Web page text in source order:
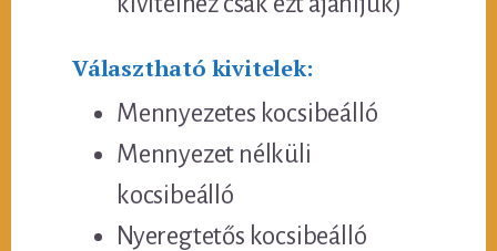
Választható kivitelek:
Mennyezetes kocsibeálló
Mennyezet nélküli
kocsibeálló
Nyeregtetős kocsibeálló